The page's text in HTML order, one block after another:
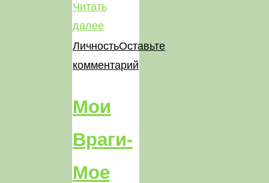
Читать
далее"Почему
учитель
придирается?"
ЛичностьОставьте
комментарий
Мои
Враги-
Мое